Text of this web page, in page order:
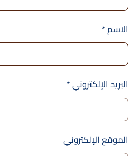
الاسم*
البريد الإلكتروني*
الموقع الإلكتروني